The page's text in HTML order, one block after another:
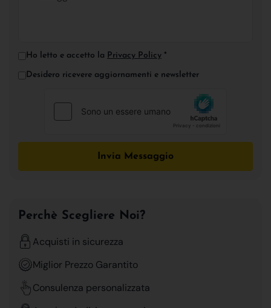
Ho letto e accetto la Privacy Policy *
Desidero ricevere aggiornamenti e newsletter
Invia Messaggio
Perchè Scegliere Noi?
Acquisti in sicurezza
Miglior Prezzo Garantito
Consulenza personalizzata